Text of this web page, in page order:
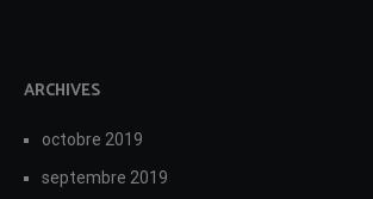
ARCHIVES
octobre 2019
septembre 2019